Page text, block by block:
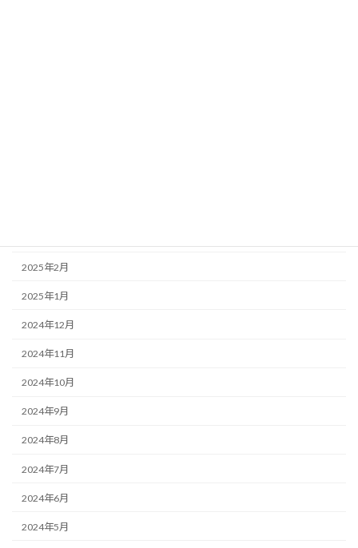
2025年2月
2025年1月
2024年12月
2024年11月
2024年10月
2024年9月
2024年8月
2024年7月
2024年6月
2024年5月